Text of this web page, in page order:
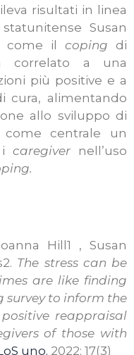
risultati in linea
Susan
come il coping di
correlato a una
più positive e a
cura, alimentando
allo sviluppo di
centrale un
caregiver nell’uso
Hill1 , Susan
The stress can be
are like finding
survey to inform the
reappraisal
of those with
uno. 2022; 17(3)